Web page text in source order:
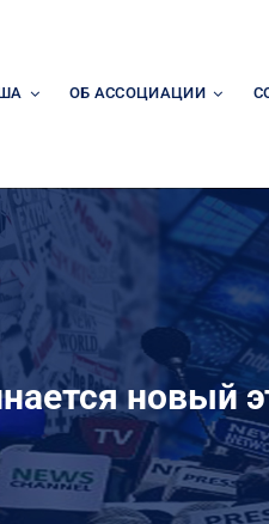
ОБ АССОЦИАЦИИ
новый